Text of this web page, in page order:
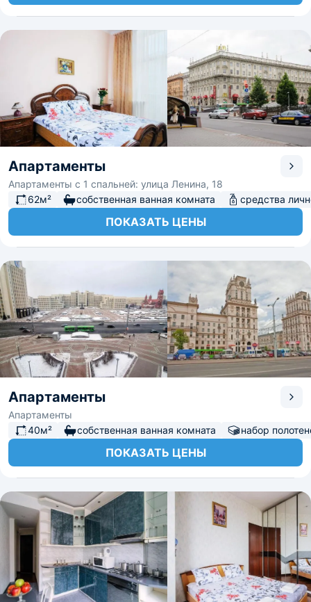
Апартаменты
Апартаменты с 1 спальней: улица Ленина, 18
62м²
собственная ванная комната средства
ПОКАЗАТЬ ЦЕНЫ
Апартаменты
Апартаменты
40м²
собственная ванная комната набор
ПОКАЗАТЬ ЦЕНЫ